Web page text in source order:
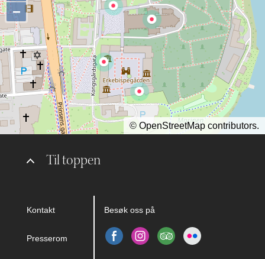
Til toppen
Kontakt
Presserom
Besøk oss på
−
© OpenStreetMap contributors.